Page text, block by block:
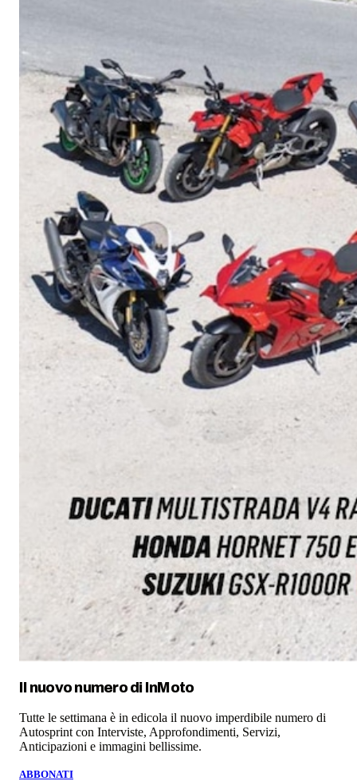
Il nuovo numero di InMoto
Tutte le settimana è in edicola il nuovo imperdibile numero di
Autosprint con Interviste, Approfondimenti, Servizi,
Anticipazioni e immagini bellissime.
ABBONATI